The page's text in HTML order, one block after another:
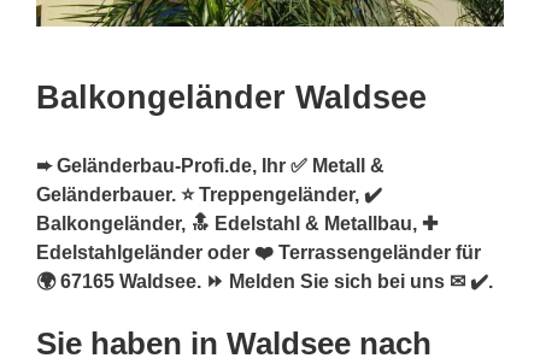
Balkongeländer Waldsee
➨ Geländerbau-Profi.de, Ihr ✅ Metall &
Geländerbauer. ⭐ Treppengeländer, ✔️
Balkongeländer, 🔝 Edelstahl & Metallbau, ✚
Edelstahlgeländer oder ❤️ Terrassengeländer für
🌍 67165 Waldsee. ⏩ Melden Sie sich bei uns ✉ ✔️.
Sie haben in Waldsee nach